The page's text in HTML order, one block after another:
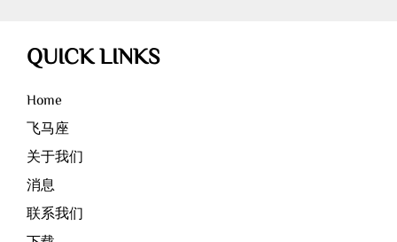
QUICK LINKS
Home
飞马座
关于我们
消息
联系我们